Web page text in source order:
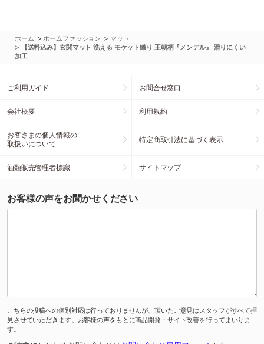
ホーム >ホームファッション > マット
>
【送料込み】玄関マット 洗える モケット織り 王朝柄『メンデル』 滑りにくい
加工
ご利用ガイド お問合せ窓口
会社概要 利用規約
お客さまの個人情報の
取扱いについて
特定商取引法に基づく表示
酒類販売管理者標識 サイトマップ
お客様の声をお聞かせください
こちらの投稿への個別対応は行っておりませんが、頂いたご意見はスタッフがすべて拝
見させていただきます。お客様の声をもとに商品開発・サイト改善を行ってまいりま
す。